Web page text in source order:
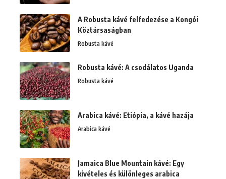
A Robusta kávé felfedezése a Kongói
Köztársaságban
Robusta kávé
Robusta kávé: A csodálatos Uganda
Robusta kávé
Arabica kávé: Etiópia, a kávé hazája
Arabica kávé
Jamaica Blue Mountain kávé: Egy
kivételes és különleges arabica